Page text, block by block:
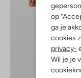
op
ga je
cookies
privacy-
Wil je je